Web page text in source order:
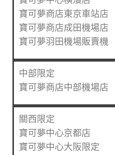
寶可夢商店東京車站店
寶可夢商店成田機場店
寶可夢羽田機場販賣機
中部限定
寶可夢商店中部機場店
關西限定
寶可夢中心京都店
寶可夢中心大阪限定